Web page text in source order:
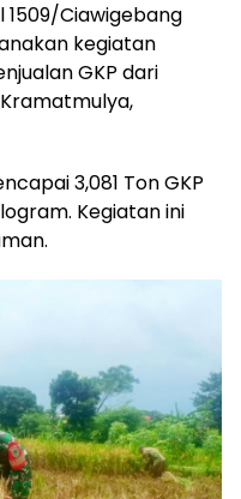
1509/Ciawigebang
kegiatan
GKP dari
3,081 Ton GKP
Kegiatan ini